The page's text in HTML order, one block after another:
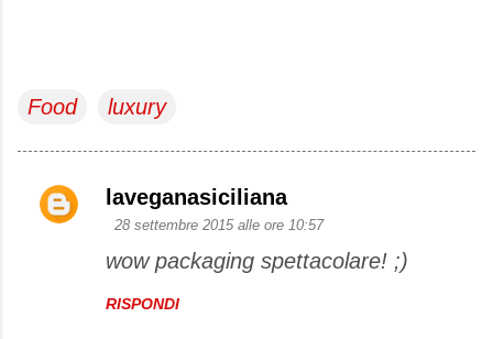
Food luxury
C
laveganasiciliana
28 settembre 2015 alle ore 10:57
wow packaging spettacolare! ;)
RISPONDI